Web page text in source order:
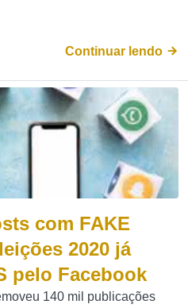
Continuar lendo
com FAKE
2020 já
pelo Facebook
140 mil publicações